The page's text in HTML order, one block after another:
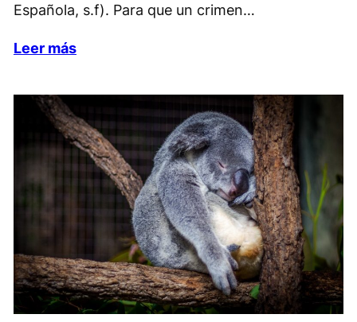
Española, s.f). Para que un crimen…
Leer más